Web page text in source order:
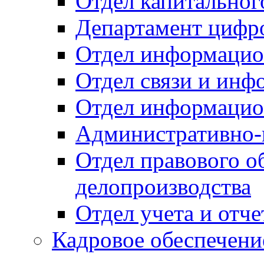
Департамент
Отдел
Отдел связи и
Отдел
Отдел правового
делопроизводства
Отдел учета и
Кадровое